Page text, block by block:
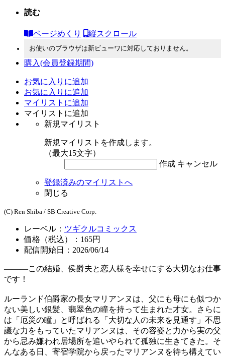
読む
ページめくり 縦スクロール
お使いのブラウザは新ビューワに対応しておりません。
購入(会員登録期間)
お気に入りに追加
お気に入りに追加
マイリストに追加
マイリストに追加
新規マイリスト
新規マイリストを作成します。
（最大15文字）
作成 キャンセル
登録済みのマイリストへ
閉じる
(C) Ren Shiba / SB Creative Corp.
レーベル： ツギクルコミックス
価格（税込）：165円
配信開始日：2026/06/14
―――この結婚、侯爵夫と恋人様を幸せにする大切なお仕事
です！
ルーランド伯爵家の長女マリアンヌは、父にも母にも似つか
ない美しい銀髪、翡翠色の瞳を持って生まれた才女。さらに
は「厄災の瞳」と呼ばれる「大切な人の未来を見通す」不思
議な力をもっていたマリアンヌは、その容姿と力から実の父
から忌み嫌われ居場所を追いやられて孤独に生きてきた。そ
んなある日、寄宿学院から戻ったマリアンヌを待ち構えてい